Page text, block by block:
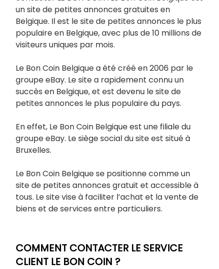
un site de petites annonces gratuites en
Belgique. Il est le site de petites annonces le plus
populaire en Belgique, avec plus de 10 millions de
visiteurs uniques par mois.
Le Bon Coin Belgique a été créé en 2006 par le
groupe eBay. Le site a rapidement connu un
succès en Belgique, et est devenu le site de
petites annonces le plus populaire du pays.
En effet, Le Bon Coin Belgique est une filiale du
groupe eBay. Le siège social du site est situé à
Bruxelles.
Le Bon Coin Belgique se positionne comme un
site de petites annonces gratuit et accessible à
tous. Le site vise à faciliter l’achat et la vente de
biens et de services entre particuliers.
COMMENT CONTACTER LE SERVICE
CLIENT LE BON COIN ?